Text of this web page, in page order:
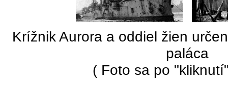
Krížnik Aurora a oddiel žien
paláca
( Foto sa po